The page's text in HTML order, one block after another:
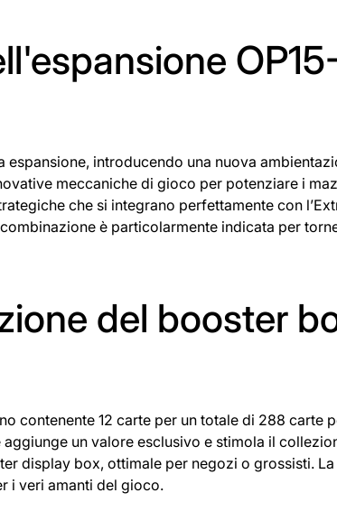
introducendo una nuova
meccaniche di gioco per potenziare i
che si integrano perfettamente con
è particolarmente indicata per
del booster
contenente 12 carte per un totale di 288 carte
un valore esclusivo e stimola il
display box, ottimale per negozi o grossisti.
i veri amanti del gioco.